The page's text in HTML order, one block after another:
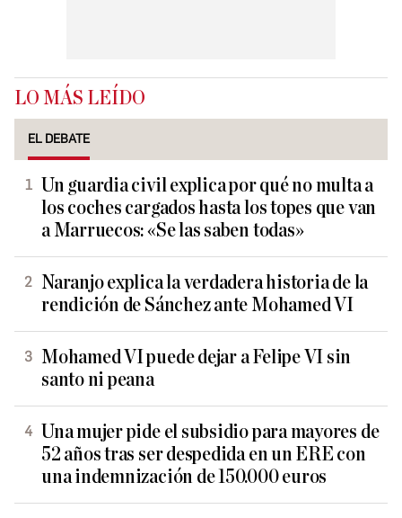
LO MÁS LEÍDO
EL DEBATE
Un guardia civil explica por qué no multa a
los coches cargados hasta los topes que van
a Marruecos: «Se las saben todas»
Naranjo explica la verdadera historia de la
rendición de Sánchez ante Mohamed VI
Mohamed VI puede dejar a Felipe VI sin
santo ni peana
Una mujer pide el subsidio para mayores de
52 años tras ser despedida en un ERE con
una indemnización de 150.000 euros